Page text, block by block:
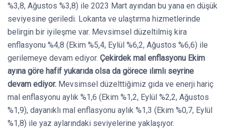
%3,8, Ağustos %3,8) ile 2023 Mart ayından bu yana en düşük
seviyesine geriledi. Lokanta ve ulaştırma hizmetlerinde
belirgin bir iyileşme var. Mevsimsel düzeltilmiş kira
enflasyonu %4,8 (Ekim %5,4, Eylül %6,2, Ağustos %6,6) ile
gerilemeye devam ediyor. Çekirdek mal enflasyonu Ekim
ayına göre hafif yukarıda olsa da görece ılımlı seyrine
devam ediyor. Mevsimsel düzelttiğimiz gıda ve enerji hariç
mal enflasyonu aylık %1,6 (Ekim %1,2, Eylül %2,2, Ağustos
%1,9), dayanıklı mal enflasyonu aylık %1,3 (Ekim %0,7, Eylül
%1,8) ile yaz aylarındaki seviyelerine yaklaşıyor.